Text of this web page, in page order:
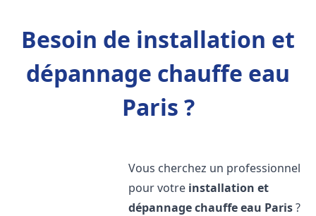
Besoin de installation et
dépannage chauffe eau
Paris ?
Vous cherchez un professionnel
pour votre installation et
dépannage chauffe eau Paris?